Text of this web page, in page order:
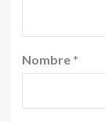
Nombre *